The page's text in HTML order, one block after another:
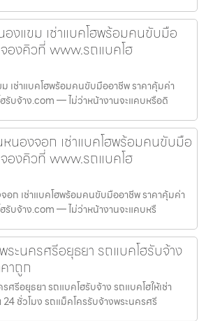
งแขม เช่าแบคโฮพร้อมคนขับมือ
องคิวที่ www.รถแบคโฮ
เช่าแบคโฮพร้อมคนขับมืออาชีพ ราคาคุ้มค่า
บจ้าง.com — ไม่ว่าหน้างานจะแคบหรือดิ
นองจอก เช่าแบคโฮพร้อมคนขับมือ
องคิวที่ www.รถแบคโฮ
อก เช่าแบคโฮพร้อมคนขับมืออาชีพ ราคาคุ้มค่า
บจ้าง.com — ไม่ว่าหน้างานจะแคบหรื
ระนครศรีอยุธยา รถแบคโฮรับจ้าง
าถูก
ศรีอยุธยา รถแบคโฮรับจ้าง รถแบคโฮให้เช่า
ชั่วโมง รถแม็คโครรับจ้างพระนครศรี